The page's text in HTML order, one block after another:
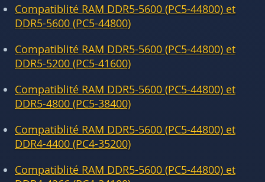
Compatiblité RAM DDR5-5600 (PC5-44800) et
DDR5-5600 (PC5-44800)
Compatiblité RAM DDR5-5600 (PC5-44800) et
DDR5-5200 (PC5-41600)
Compatiblité RAM DDR5-5600 (PC5-44800) et
DDR5-4800 (PC5-38400)
Compatiblité RAM DDR5-5600 (PC5-44800) et
DDR4-4400 (PC4-35200)
Compatiblité RAM DDR5-5600 (PC5-44800) et